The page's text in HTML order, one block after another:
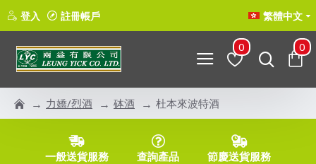
登入 註冊帳戶 繁體中文
0 0
力嬌/烈酒 砵酒 杜本來波特酒
一般送貨服務 查詢產品 節慶送貨服務